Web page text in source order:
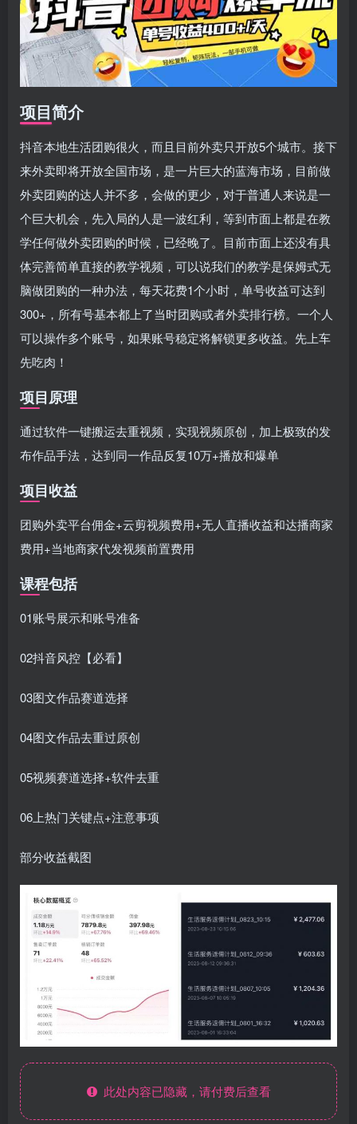
项目简介
抖音本地生活团购很火，而且目前外卖只开放5个城市。接下
来外卖即将开放全国市场，是一片巨大的蓝海市场，目前做
外卖团购的达人并不多，会做的更少，对于普通人来说是一
个巨大机会，先入局的人是一波红利，等到市面上都是在教
学任何做外卖团购的时候，已经晚了。目前市面上还没有具
体完善简单直接的教学视频，可以说我们的教学是保姆式无
脑做团购的一种办法，每天花费1个小时，单号收益可达到
300+，所有号基本都上了当时团购或者外卖排行榜。一个人
可以操作多个账号，如果账号稳定将解锁更多收益。先上车
先吃肉！
项目原理
通过软件一键搬运去重视频，实现视频原创，加上极致的发
布作品手法，达到同一作品反复10万+播放和爆单
项目收益
团购外卖平台佣金+云剪视频费用+无人直播收益和达播商家
费用+当地商家代发视频前置费用
课程包括
01账号展示和账号准备
02抖音风控【必看】
03图文作品赛道选择
04图文作品去重过原创
05视频赛道选择+软件去重
06上热门关键点+注意事项
部分收益截图
此处内容已隐藏，请付费后查看